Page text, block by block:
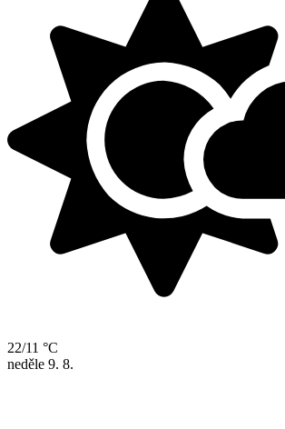
22/11 °C
neděle 9. 8.